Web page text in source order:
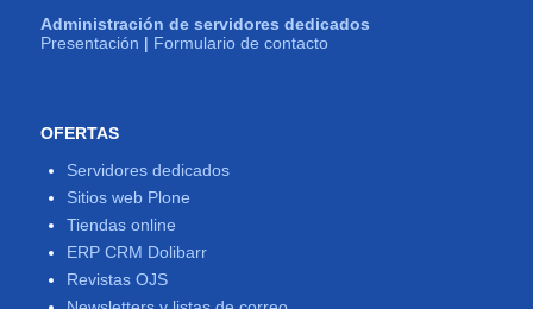
Administración de servidores dedicados
Presentación | Formulario de contacto
OFERTAS
Servidores dedicados
Sitios web Plone
Tiendas online
ERP CRM Dolibarr
Revistas OJS